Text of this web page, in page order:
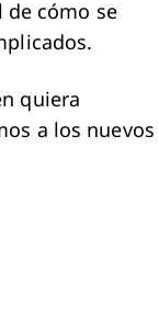
de cómo se
quiera
a los nuevos